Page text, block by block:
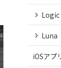
Logic
Luna
iOSアプ